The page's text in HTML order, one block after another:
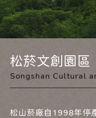
松菸文創園區
Songshan Cultural
松山菸廠自1998年停